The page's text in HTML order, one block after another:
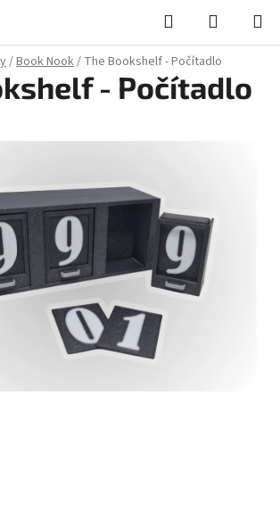
Hledat
KOŠÍK
/Book Nook/ The Bookshelf - Počítadlo
- Počítadlo